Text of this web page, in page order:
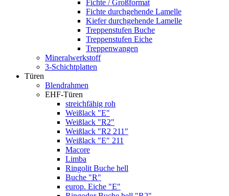
Fichte / Großformat
Fichte durchgehende Lamelle
Kiefer durchgehende Lamelle
Treppenstufen Buche
Treppenstufen Eiche
Treppenwangen
Mineralwerkstoff
3-Schichtplatten
Türen
Blendrahmen
EHF-Türen
streichfähig roh
Weißlack "E"
Weißlack "R2"
Weißlack "R2 211"
Weißlack "E" 211
Macore
Limba
Ringolit Buche hell
Buche "R"
europ. Eiche "E"